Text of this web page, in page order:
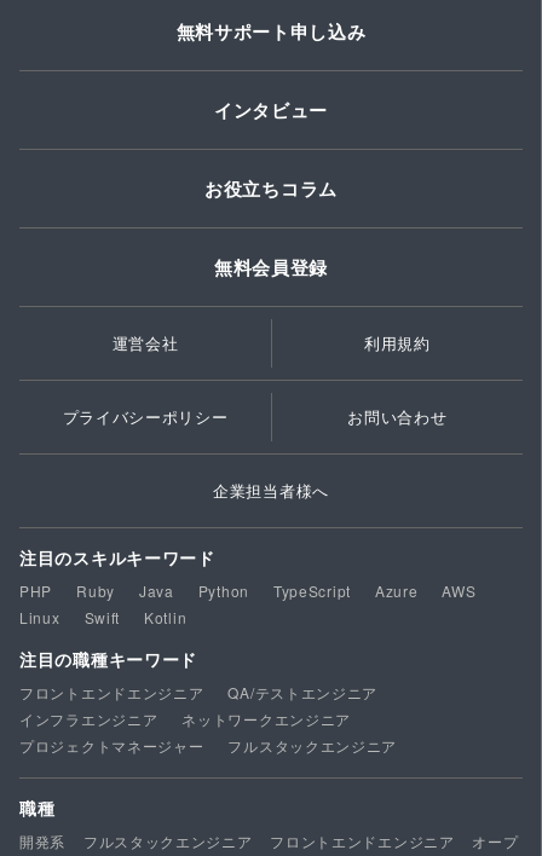
無料サポート申し込み
インタビュー
お役立ちコラム
無料会員登録
運営会社 利用規約
プライバシーポリシー お問い合わせ
企業担当者様へ
注目のスキルキーワード
PHP Ruby Java Python TypeScript Azure
AWS
Linux
Swift Kotlin
注目の職種キーワード
フロントエンドエンジニア
QA/テストエンジニア
インフラエンジニア
ネットワークエンジニア
プロジェクトマネージャー
フルスタックエンジニア
職種
開発系 フルスタックエンジニア フロントエンドエンジニア
オープ